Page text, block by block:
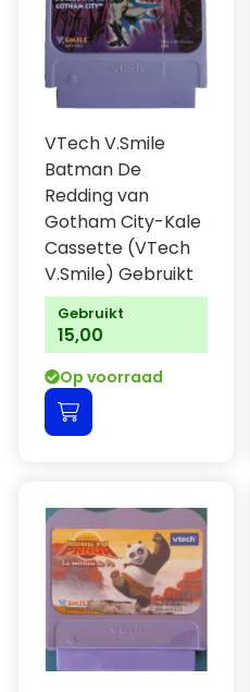
VTech V.Smile
Batman De
Redding van
Gotham City-Kale
Cassette (VTech
V.Smile) Gebruikt
Gebruikt
15,00
Op voorraad